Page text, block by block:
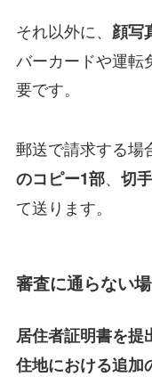
それ以外に、 顔写
バーカードや運転
要です。
郵送で請求する場
のコピー1部、 切
て送ります。
審査に通らない
居住者証明書を提
住地における追加